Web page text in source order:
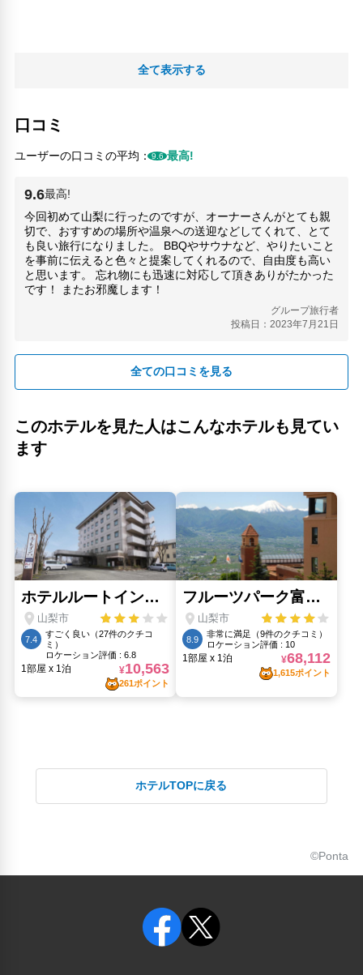
全て表示する
口コミ
ユーザーの口コミの平均：9.6 最高!
9.6最高!
今回初めて山梨に行ったのですが、オーナーさんがとても親
切で、おすすめの場所や温泉への送迎などしてくれて、とて
も良い旅行になりました。 BBQやサウナなど、やりたいこと
を事前に伝えると色々と提案してくれるので、自由度も高い
と思います。 忘れ物にも迅速に対応して頂きありがたかった
です！ またお邪魔します！
グループ旅行者
投稿日：2023年7月21日
全ての口コミを見る
このホテルを見た人はこんなホテルも見てい
ます
ホテルTOPに戻る
©Ponta